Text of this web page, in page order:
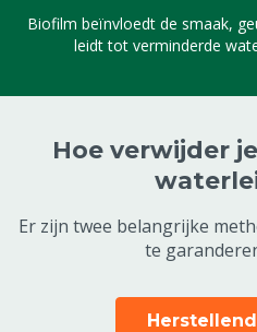
Biofilm beïnvloedt de smaak,
leidt tot verminderde
Hoe verwijder
Er zijn twee belangrijke
te